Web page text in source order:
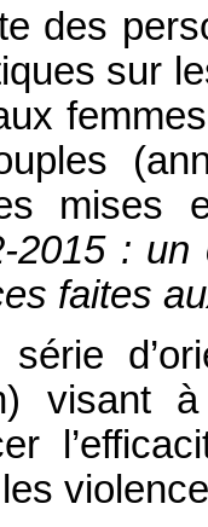
des
sur
mises
2015 : un
faites
visant